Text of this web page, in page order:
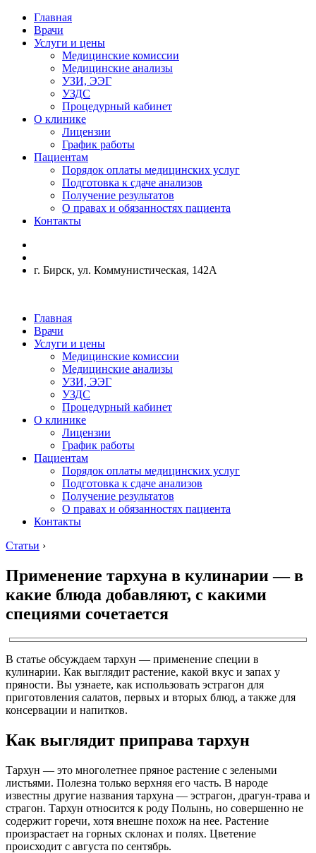
Главная
Врачи
Услуги и цены
Медицинские комиссии
Медицинские анализы
УЗИ, ЭЭГ
УЗДС
Процедурный кабинет
О клинике
Лицензии
График работы
Пациентам
Порядок оплаты медицинских услуг
Подготовка к сдаче анализов
Получение результатов
О правах и обязанностях пациента
Контакты
г. Бирск, ул. Коммунистическая, 142А
Главная
Врачи
Услуги и цены
Медицинские комиссии
Медицинские анализы
УЗИ, ЭЭГ
УЗДС
Процедурный кабинет
О клинике
Лицензии
График работы
Пациентам
Порядок оплаты медицинских услуг
Подготовка к сдаче анализов
Получение результатов
О правах и обязанностях пациента
Контакты
Статьи ›
Применение тархуна в кулинарии — в
какие блюда добавляют, с какими
специями сочетается
В статье обсуждаем тархун — применение специи в
кулинарии. Как выглядит растение, какой вкус и запах у
пряности. Вы узнаете, как использовать эстрагон для
приготовления салатов, первых и вторых блюд, а также для
консервации и напитков.
Как выглядит приправа тархун
Тархун — это многолетнее пряное растение с зелеными
листьями. Полезна только верхняя его часть. В народе
известны другие названия тархуна — эстрагон, драгун-трава и
страгон. Тархун относится к роду Полынь, но совершенно не
содержит горечи, хотя внешне похож на нее. Растение
произрастает на горных склонах и полях. Цветение
происходит с августа по сентябрь.